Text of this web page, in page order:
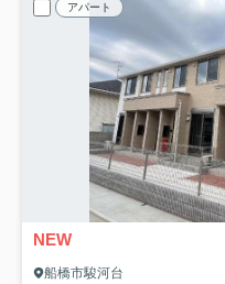
アパート
NEW
船橋市駿河台